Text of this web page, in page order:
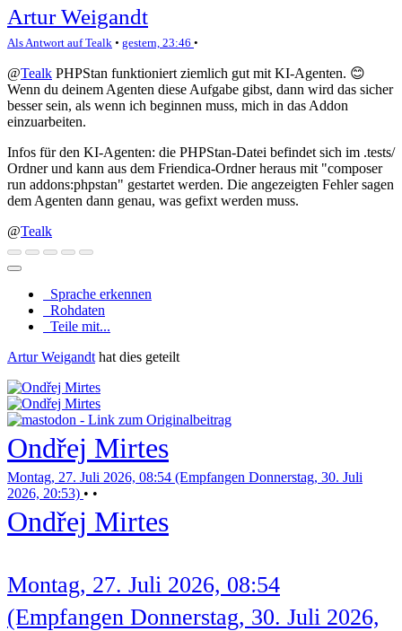
Artur Weigandt
Als Antwort auf Tealk • gestern, 23:46 •
@Tealk PHPStan funktioniert ziemlich gut mit KI-Agenten. 😊
Wenn du deinem Agenten diese Aufgabe gibst, dann wird das sicher
besser sein, als wenn ich beginnen muss, mich in das Addon
einzuarbeiten.
Infos für den KI-Agenten: die PHPStan-Datei befindet sich im .tests/
Ordner und kann aus dem Friendica-Ordner heraus mit "composer
run addons:phpstan" gestartet werden. Die angezeigten Fehler sagen
dem Agenten dann genau, was gefixt werden muss.
@Tealk
Sprache erkennen
Rohdaten
Teile mit...
Artur Weigandt hat dies geteilt
Ondřej Mirtes
Montag, 27. Juli 2026, 08:54 (Empfangen Donnerstag, 30. Juli
2026, 20:53) • •
Ondřej Mirtes
Montag, 27. Juli 2026, 08:54
(Empfangen Donnerstag, 30. Juli 2026,